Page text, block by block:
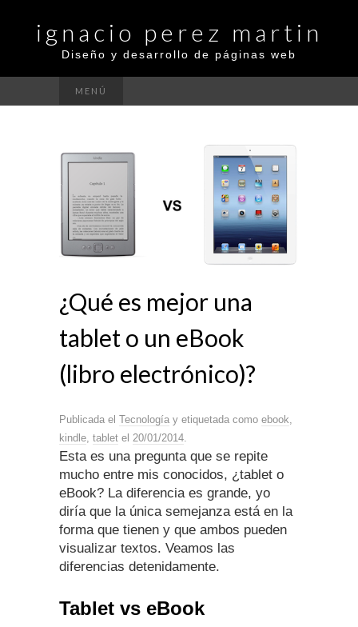
ignacio perez martin
Diseño y desarrollo de páginas web
MENÚ
¿Qué es mejor una
tablet o un eBook
(libro electrónico)?
Publicada el Tecnología y etiquetada como ebook
kindle tablet el 20/01/2014
Esta es una pregunta que se repite
mucho entre mis conocidos, ¿tablet o
eBook? La diferencia es grande, yo
diría que la única semejanza está en la
forma que tienen y que ambos pueden
visualizar textos. Veamos las
diferencias detenidamente.
Tablet vs eBook